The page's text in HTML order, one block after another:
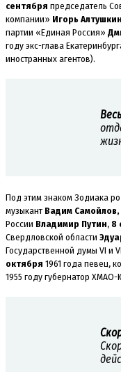
сентября председатель
компании» Игорь Алтушкин
партии «Единая Россия»
году экс-глава
иностранных агентов).
Под этим знаком Зодиака
музыкант Вадим
России Владимир Путин, 8
Свердловской области
Государственной думы VI и
октября 1961 года певец,
1955 году губернатор